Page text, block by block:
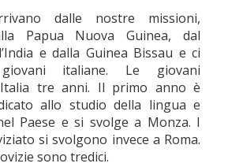
dalle nostre missioni,
Papua Nuova Guinea, dal
e dalla Guinea Bissau e ci
italiane. Le giovani
tre anni. Il primo anno è
allo studio della lingua e
Paese e si svolge a Monza. I
si svolgono invece a Roma.
sono tredici.